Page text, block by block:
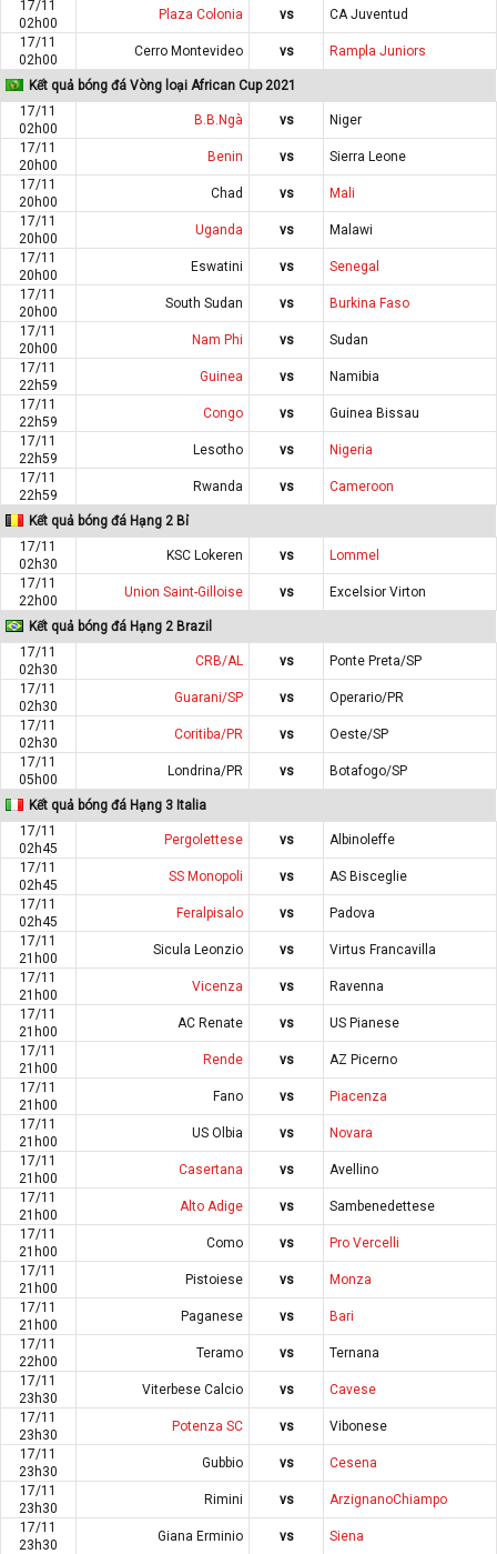
17/11
02h00
Plaza Colonia vs
CA Juventud
17/11
02h00
Cerro Montevideo vs Rampla Juniors
Kết quả bóng đá Vòng loại African Cup 2021
17/11
02h00
B.B.Ngà vs
Niger
17/11
20h00
Benin vs
Sierra Leone
17/11
20h00
Chad vs
Mali
17/11
20h00
Uganda vs
Malawi
17/11
20h00
Eswatini vs
Senegal
17/11
20h00
South Sudan vs
Burkina Faso
17/11
20h00
Nam Phi vs
Sudan
17/11
22h59
Guinea vs
Namibia
17/11
22h59
Congo vs
Guinea Bissau
17/11
22h59
Lesotho vs
Nigeria
17/11
22h59
Rwanda vs Cameroon
Kết quả bóng đá Hạng 2 Bỉ
17/11
02h30
KSC Lokeren vs
Lommel
17/11
22h00
Union Saint-Gilloise vs Excelsior Virton
Kết quả bóng đá Hạng 2 Brazil
17/11
02h30
CRB/AL vs
Ponte Preta/SP
17/11
02h30
Guarani/SP vs
Operario/PR
17/11
02h30
Coritiba/PR vs
Oeste/SP
17/11
05h00
Londrina/PR vs Botafogo/SP
Kết quả bóng đá Hạng 3 Italia
17/11
02h45
Pergolettese vs
Albinoleffe
17/11
02h45
SS Monopoli vs
AS Bisceglie
17/11
02h45
Feralpisalo vs
Padova
17/11
21h00
Sicula Leonzio vs
Virtus Francavilla
17/11
21h00
Vicenza vs
Ravenna
17/11
21h00
AC Renate vs
US Pianese
17/11
21h00
Rende vs
AZ Picerno
17/11
21h00
Fano vs
Piacenza
17/11
21h00
US Olbia vs
Novara
17/11
21h00
Casertana vs
Avellino
17/11
21h00
Alto Adige vs
Sambenedettese
17/11
21h00
Como vs
Pro Vercelli
17/11
21h00
Pistoiese vs
Monza
17/11
21h00
Paganese vs
Bari
17/11
22h00
Teramo vs
Ternana
17/11
23h30
Viterbese Calcio vs
Cavese
17/11
23h30
Potenza SC vs
Vibonese
17/11
23h30
Gubbio vs
Cesena
17/11
23h30
Rimini vs
ArzignanoChiampo
17/11
23h30
Giana Erminio vs
Siena